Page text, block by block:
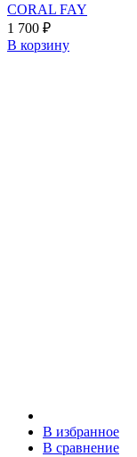
CORAL FAY
1 700 ₽
В корзину
В избранное
В сравнение